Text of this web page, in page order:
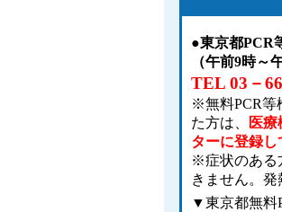
●東京都PCR
（午前9時～
TEL 03－
※無料PCR等
た方は、
医
ターに登録し
※症状のある
きません。発
▼東京都無料